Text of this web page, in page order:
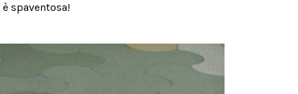
spaventosa!